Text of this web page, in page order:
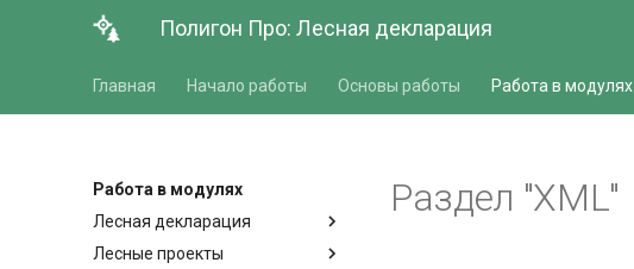
Полигон Про: Лесная декларация
Главная Начало работы Основы работы Работа в модулях
Работа в модулях
Лесная декларация
Лесные проекты
Раздел "XML"